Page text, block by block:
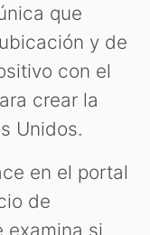
que
y de
con el
crear la
Unidos.
en el portal
de
examina si